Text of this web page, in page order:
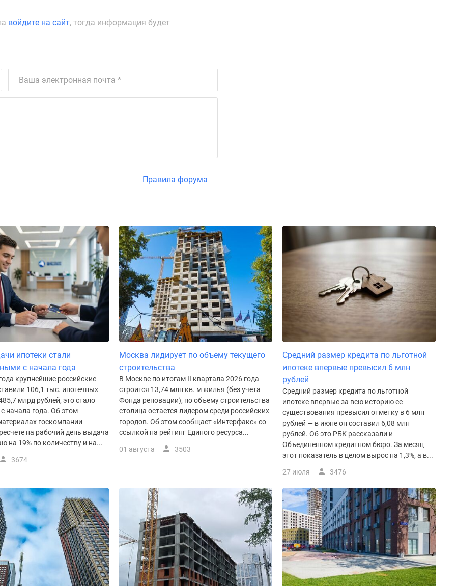
войдите на сайт, тогда информация будет
Правила форума
ипотеки стали
с начала года
крупнейшие российские
106,1 тыс. ипотечных
млрд рублей, это стало
начала года. Об этом
госкомпании
на рабочий день выдача
на 19% по количеству и на...
3674
Москва лидирует по объему текущего
строительства
В Москве по итогам II квартала 2026 года
строится 13,74 млн кв. м жилья (без учета
Фонда реновации), по объему строительства
столица остается лидером среди российских
городов. Об этом сообщает «Интерфакс» со
ссылкой на рейтинг Единого ресурса...
01 августа 3503
Средний размер кредита по льготной
ипотеке впервые превысил 6 млн
рублей
Средний размер кредита по льготной
ипотеке впервые за всю историю ее
существования превысил отметку в 6 млн
рублей — в июне он составил 6,08 млн
рублей. Об это РБК рассказали и
Объединенном кредитном бюро. За месяц
этот показатель в целом вырос на 1,3%, а в...
27 июля 3476